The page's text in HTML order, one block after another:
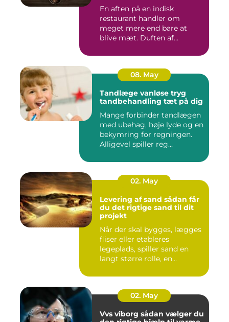
En aften på en indisk
restaurant handler om
meget mere end bare at
blive mæt. Duften af
08. May
Tandlæge vanløse tryg
tandbehandling tæt på dig
Mange forbinder tandlægen
med ubehag, høje lyde og en
bekymring for regningen.
Alligevel spiller reg...
02. May
Levering af sand sådan får
du det rigtige sand til dit
projekt
Når der skal bygges, lægges
fliser eller etableres
legeplads, spiller sand en
langt større rolle, en...
02. May
Vvs viborg sådan vælger du